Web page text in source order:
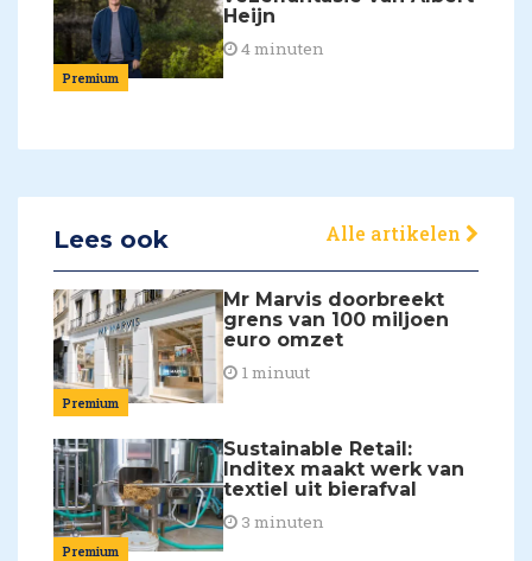
Premium
Heijn
4 minuten
Lees ook Alle artikelen
Premium
Mr Marvis doorbreekt
grens van 100 miljoen
euro omzet
1 minuut
Premium
Sustainable Retail:
Inditex maakt werk van
textiel uit bierafval
3 minuten